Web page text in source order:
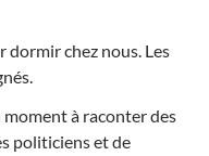
chez nous. Les
à raconter des
politiciens et de